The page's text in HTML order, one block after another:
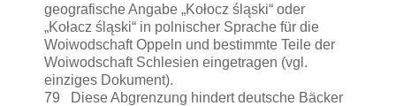
geografische Angabe „Kołocz śląski“ oder
„Kołacz śląski“ in polnischer Sprache für die
Woiwodschaft Oppeln und bestimmte Teile der
Woiwodschaft Schlesien eingetragen (vgl.
einziges Dokument).
79 Diese Abgrenzung hindert deutsche Bäcker